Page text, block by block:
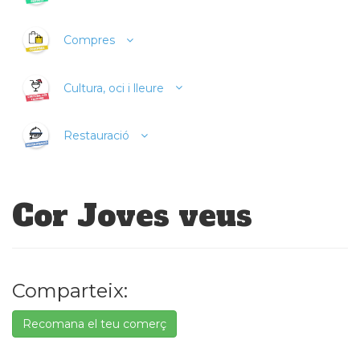
Compres
Cultura, oci i lleure
Restauració
Cor Joves veus
Comparteix:
Recomana el teu comerç